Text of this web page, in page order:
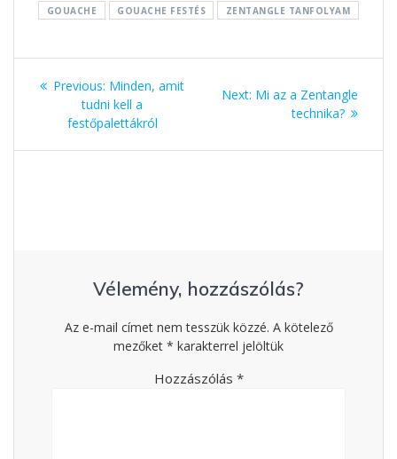
GOUACHE
GOUACHE FESTÉS ZENTANGLE TANFOLYAM
Bejegyzés
navigáció
Previous: Previous
post:
Minden, amit
tudni kell a
festőpalettákról
Next: Next
Mi az a Zentangle
technika?
Vélemény, hozzászólás?
Az e-mail címet nem tesszük közzé. A kötelező
mezőket * karakterrel jelöltük
Hozzászólás *